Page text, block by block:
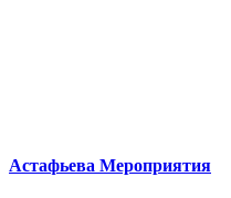
Астафьева Мероприятия